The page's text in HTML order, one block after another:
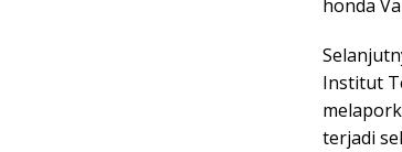
honda
Institut
terjadi